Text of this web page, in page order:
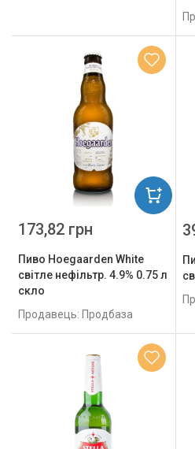
Пиво Hoegaarden Whitе
світле нефільтр. 4.9% 0.75 л
скло
Продавець: Продбаза
173,82 грн